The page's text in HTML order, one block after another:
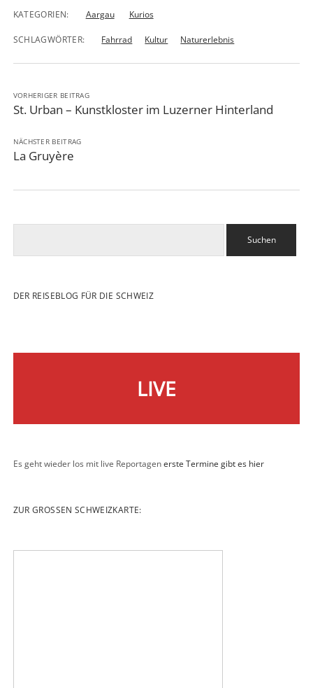
KATEGORIEN: Aargau Kurios
SCHLAGWÖRTER: Fahrrad Kultur Naturerlebnis
VORHERIGER BEITRAG
St. Urban – Kunstkloster im Luzerner Hinterland
NÄCHSTER BEITRAG
La Gruyère
DER REISEBLOG FÜR DIE SCHWEIZ
LIVE
Es geht wieder los mit live Reportagenerste Termine gibt es hier
ZUR GROSSEN SCHWEIZKARTE: